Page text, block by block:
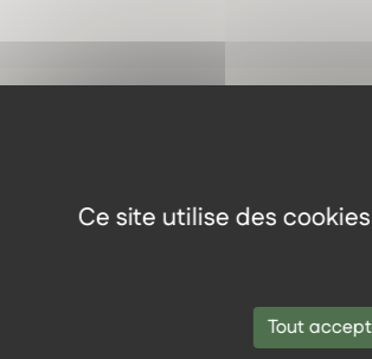
Ce site utilise des
Tout